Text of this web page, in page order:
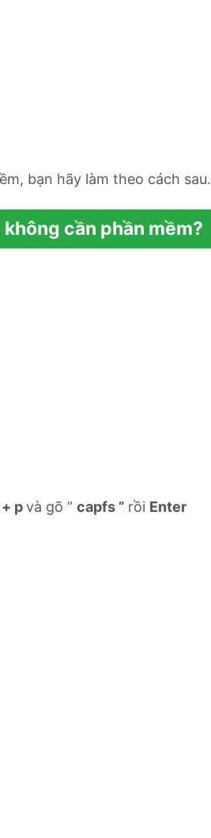
bạn hãy làm theo cách sau.
cần phần mềm?
pvà gõ ” capfs ” rồi Enter